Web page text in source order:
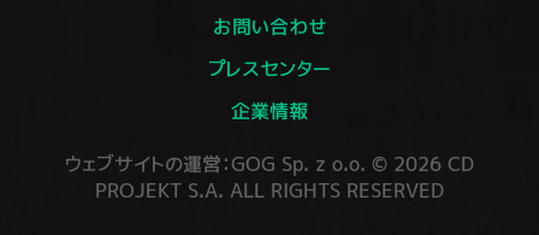
お問い合わせ
プレスセンター
企業情報
ウェブサイトの運営：GOG Sp. z o.o. © 2026 CD
PROJEKT S.A. ALL RIGHTS RESERVED